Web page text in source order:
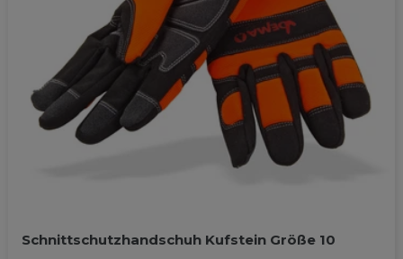
Schnittschutzhandschuh Kufstein Größe 10